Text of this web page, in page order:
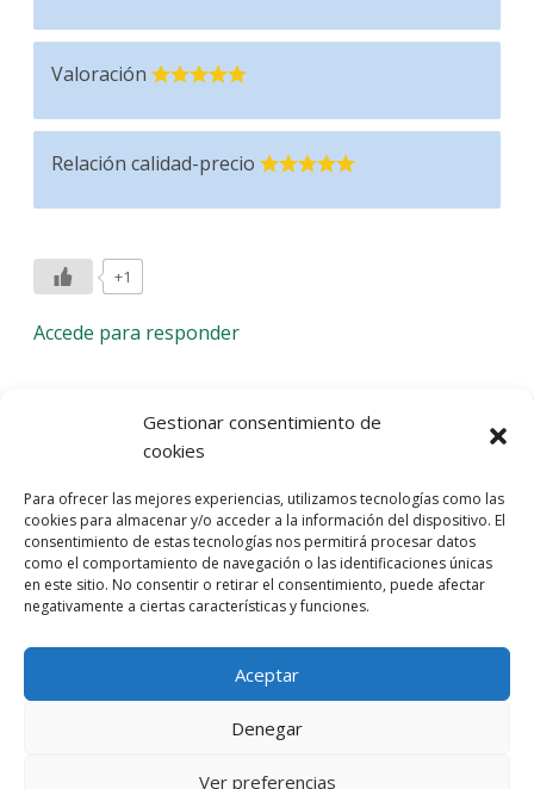
Gestionar consentimiento de
cookies
Para ofrecer las mejores experiencias, utilizamos tecnologías como las
cookies para almacenar y/o acceder a la información del dispositivo. El
consentimiento de estas tecnologías nos permitirá procesar datos
como el comportamiento de navegación o las identificaciones únicas
en este sitio. No consentir o retirar el consentimiento, puede afectar
negativamente a ciertas características y funciones.
Aceptar
Denegar
Ver preferencias
Valoración
Relación calidad-precio
+1
Accede para responder
Deja una respuesta
comentario.
Entra con tu red social
He leído y acepto laPolítica de Privacidad